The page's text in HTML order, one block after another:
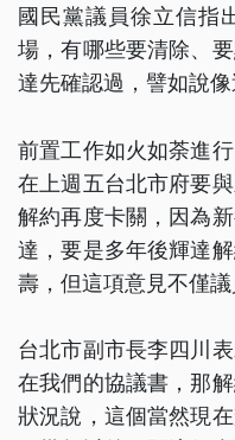
國民黨議員徐立信指
場，有哪些要清除、
達先確認過，譬如說像
前置工作如火如荼進
在上週五台北市府要
解約再度卡關，因為
達，要是多年後輝達
壽，但這項意見不僅議
台北市副市長李四川
在我們的協議書，那
狀況說，這個當然現